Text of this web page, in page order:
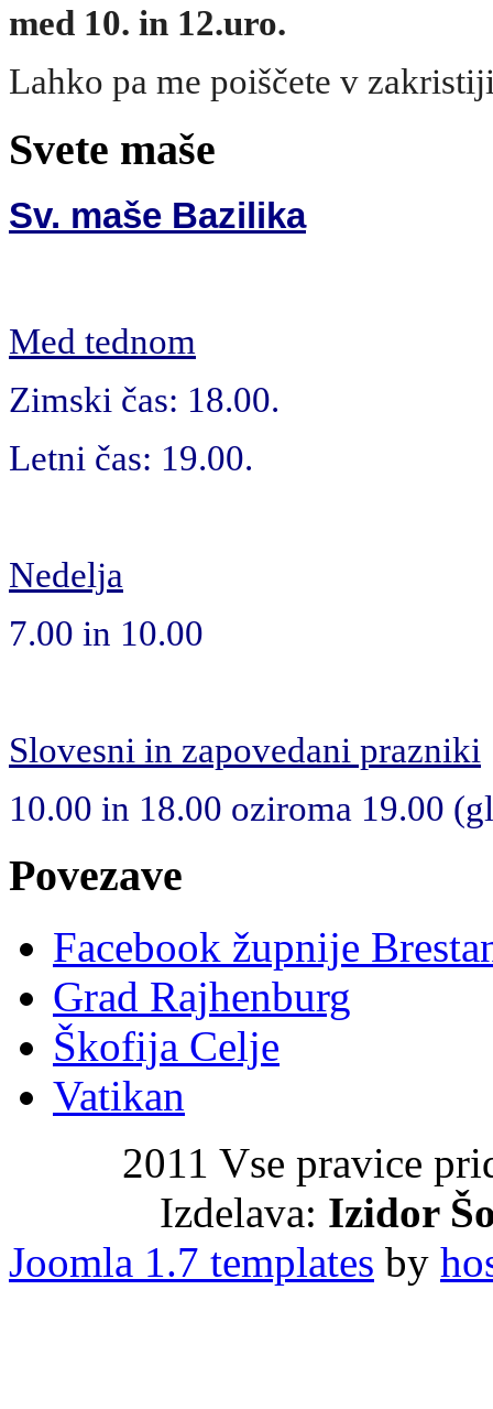
med 10. in 12.uro.
Lahko pa me poiščete v
Svete maše
Sv. maše Bazilika
Med tednom
Zimski čas: 18.00.
Letni čas: 19.00.
Nedelja
7.00 in 10.00
Slovesni in zapovedani prazniki
10.00 in 18.00 oziroma 19.00
Povezave
Facebook župnije
Grad Rajhenburg
Škofija Celje
Vatikan
2011 Vse pravice
Izdelava: Izidor
Joomla 1.7 templates by